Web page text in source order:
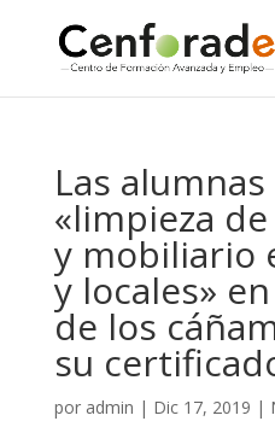
Las
«limpieza
y mobiliario
y locales»
de los
su
por admin | Dic 17, 2019 |